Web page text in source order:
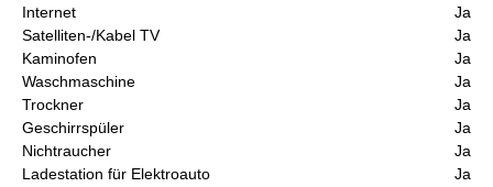
Internet
Ja
Satelliten-/Kabel TV
Ja
Kaminofen
Ja
Waschmaschine
Ja
Trockner
Ja
Geschirrspüler
Ja
Nichtraucher
Ja
Ladestation für Elektroauto
Ja